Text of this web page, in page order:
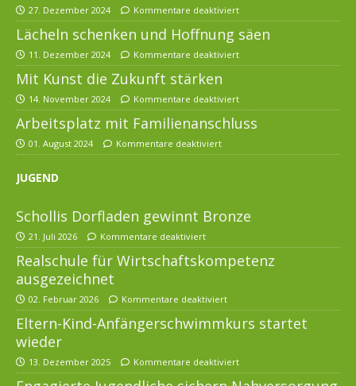
27. Dezember 2024 Kommentare deaktiviert
Lächeln schenken und Hoffnung säen
11. Dezember 2024 Kommentare deaktiviert
Mit Kunst die Zukunft stärken
14. November 2024 Kommentare deaktiviert
Arbeitsplatz mit Familienanschluss
01. August 2024 Kommentare deaktiviert
JUGEND
Schollis Dorfladen gewinnt Bronze
21. Juli 2026 Kommentare deaktiviert
Realschule für Wirtschaftskompetenz
ausgezeichnet
02. Februar 2026 Kommentare deaktiviert
Eltern-Kind-Anfängerschwimmkurs startet
wieder
13. Dezember 2025 Kommentare deaktiviert